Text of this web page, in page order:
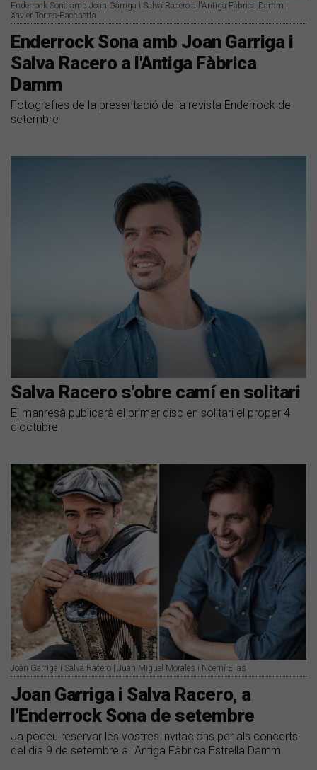
Enderrock Sona amb Joan Garriga i Salva Racero a l'Antiga Fàbrica Damm |
Xavier Torres-Bacchetta
Enderrock Sona amb Joan Garriga i
Salva Racero a l'Antiga Fàbrica
Damm
Fotografies de la presentació de la revista Enderrock de
setembre
Salva Racero s'obre camí en solitari
El manresà publicarà el primer disc en solitari el proper 4
d'octubre
Joan Garriga i Salva Racero | Juan Miguel Morales i Noemí Elias
Joan Garriga i Salva Racero, a
l'Enderrock Sona de setembre
Ja podeu reservar les vostres invitacions per als concerts
del dia 9 de setembre a l'Antiga Fàbrica Estrella Damm